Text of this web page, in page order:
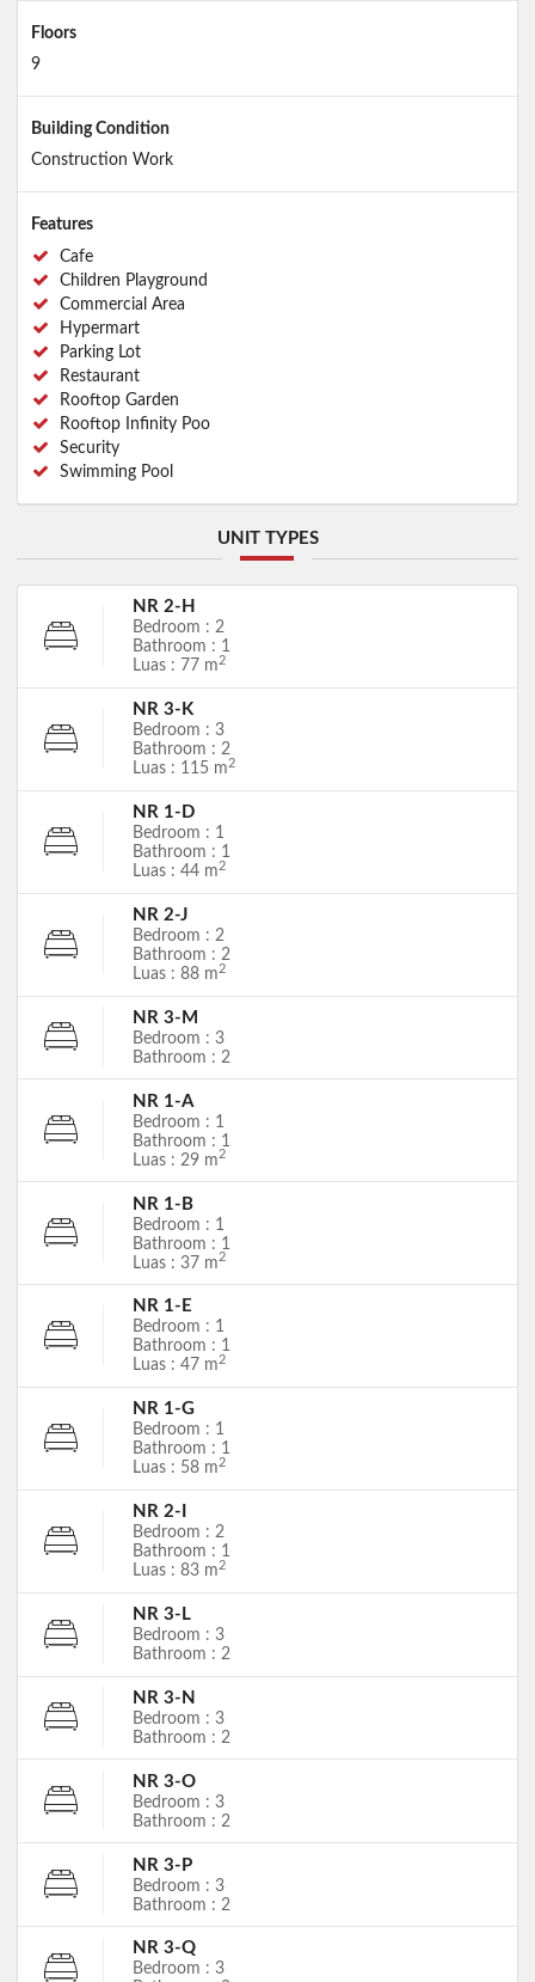
Floors
9
Building Condition
Construction Work
Features
Cafe
Children Playground
Commercial Area
Hypermart
Parking Lot
Restaurant
Rooftop Garden
Rooftop Infinity Poo
Security
Swimming Pool
UNIT TYPES
NR 2-H
Bedroom : 2
Bathroom : 1
Luas : 77 m2
NR 3-K
Bedroom : 3
Bathroom : 2
Luas : 115 m2
NR 1-D
Bedroom : 1
Bathroom : 1
Luas : 44 m 2
NR 2-J
Bedroom : 2
Bathroom : 2
Luas : 88 m 2
NR 3-M
Bedroom : 3
Bathroom : 2
NR 1-A
Bedroom : 1
Bathroom : 1
Luas : 29 m2
NR 1-B
Bedroom : 1
Bathroom : 1
Luas : 37 m2
NR 1-E
Bedroom : 1
Bathroom : 1
Luas : 47 m2
NR 1-G
Bedroom : 1
Bathroom : 1
Luas : 58 m2
NR 2-I
Bedroom : 2
Bathroom : 1
Luas : 83 m 2
NR 3-L
Bedroom : 3
Bathroom : 2
NR 3-N
Bedroom : 3
Bathroom : 2
NR 3-O
Bedroom : 3
Bathroom : 2
NR 3-P
Bedroom : 3
Bathroom : 2
NR 3-Q
Bedroom : 3